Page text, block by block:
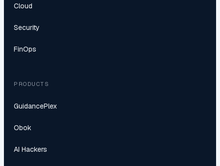
Cloud
Security
FinOps
PRODUCTS
GuidancePlex
Obok
AI Hackers